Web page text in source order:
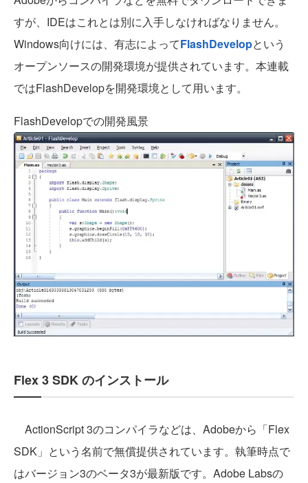
すが、IDEはこれとは別に入手しなければなりません。
Windows向けには、有志によってFlashDevelopという
オープンソースの開発環境が提供されています。本連載
ではFlashDevelopを開発環境として用います。
FlashDevelopでの開発風景
Flex 3 SDK のインストール
ActionScript 3のコンパイラなどは、Adobeから「Flex
SDK」という名前で無償提供されています。執筆時点で
はバージョン3のベータ3が最新版です。Adobe Labsの